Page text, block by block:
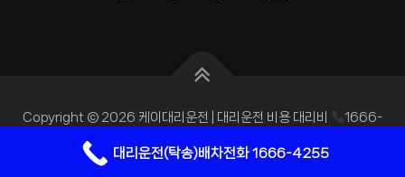
Copyright © 2026 케이대리운전 | 대리운전 비용 대리비
1666-
4255
대리운전(탁송)배차전화 1666-4255